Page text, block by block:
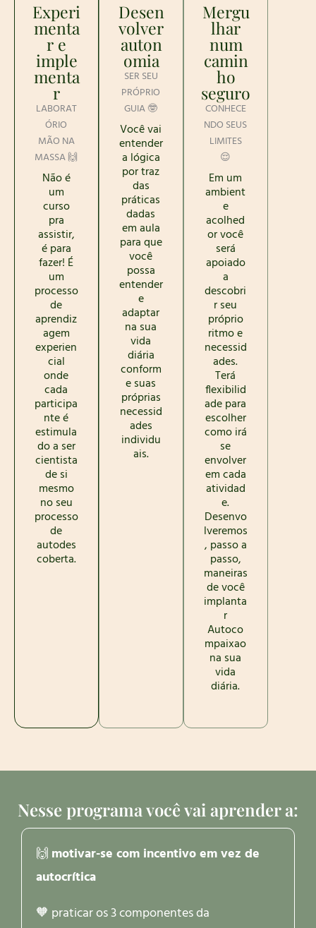
Experi
menta
r e
imple
menta
r
LABORAT
ÓRIO
MÃO NA
MASSA 🙌
Não é
um
curso
pra
assistir,
é para
fazer! É
um
processo
de
aprendiz
agem
experien
cial
onde
cada
participa
nte é
estimula
do a ser
cientista
de si
mesmo
no seu
processo
de
autodes
coberta.
Desen
volver
auton
omia
SER SEU
PRÓPRIO
GUIA 🤓
Você vai
entender
a lógica
por traz
das
práticas
dadas
em aula
para que
você
possa
entender
e
adaptar
na sua
vida
diária
conform
e suas
próprias
necessid
ades
individu
ais.
Mergu
lhar
num
camin
ho
seguro
CONHECE
NDO SEUS
LIMITES
😌
Em um
ambient
e
acolhed
or você
será
apoiado
a
descobri
r seu
próprio
ritmo e
necessid
ades.
Terá
flexibilid
ade para
escolher
como irá
se
envolver
em cada
atividad
e.
Desenvo
lveremos
, passo a
passo,
maneiras
de você
implanta
r
Autoco
mpaixao
na sua
vida
diária.
Nesse programa você vai aprender a:
🙌 motivar-se com incentivo em vez de
autocrítica
🧡 praticar os 3 componentes da